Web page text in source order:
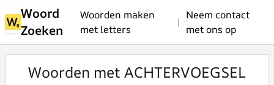
Woord
Zoeken
Woorden maken
met letters
|
Neem contact
met ons op
Woorden met ACHTERVOEGSEL